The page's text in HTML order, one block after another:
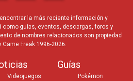
la más reciente información y
como guías, eventos, descargas, foros y
de nombres relacionados son propiedad
Freak 1996-2026.
Videojuegos
Guías
Pokémon